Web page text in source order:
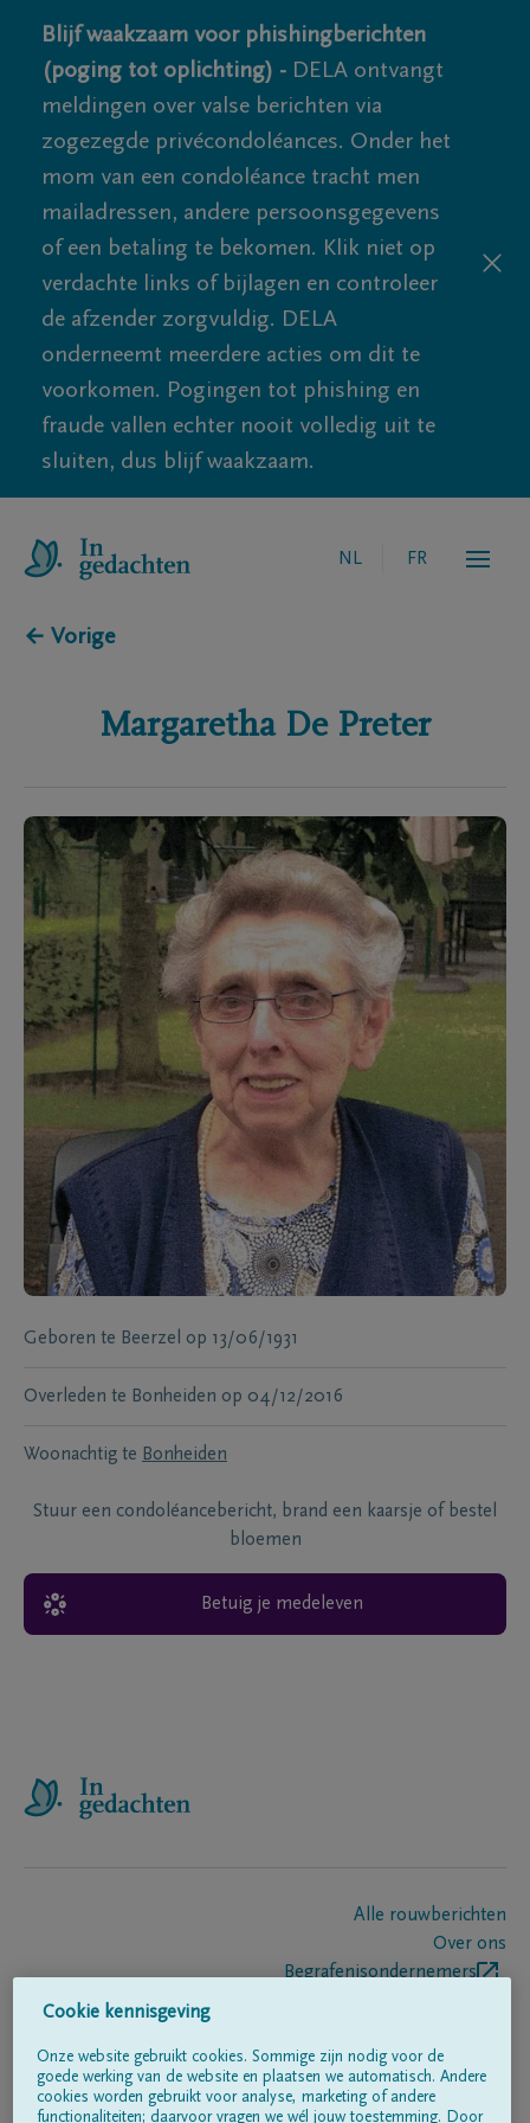
Blijf waakzaam voor phishingberichten
(poging tot oplichting) - DELA ontvangt
meldingen over valse berichten via
zogezegde privécondoléances. Onder het
mom van een condoléance tracht men
mailadressen, andere persoonsgegevens
of een betaling te bekomen. Klik niet op
verdachte links of bijlagen en controleer
de afzender zorgvuldig. DELA
onderneemt meerdere acties om dit te
voorkomen. Pogingen tot phishing en
fraude vallen echter nooit volledig uit te
sluiten, dus blijf waakzaam.
NL FR
← Vorige
Margaretha De Preter
Geboren te Beerzel op 13/06/1931
Overleden te Bonheiden op 04/12/2016
Woonachtig te Bonheiden
Stuur een condoléancebericht, brand een kaarsje of bestel
bloemen
Betuig je medeleven
Alle rouwberichten
Over ons
Begrafenisondernemers
Volg ons op
Cookie kennisgeving
Onze website gebruikt cookies. Sommige zijn nodig voor de
goede werking van de website en plaatsen we automatisch. Andere
cookies worden gebruikt voor analyse, marketing of andere
functionaliteiten; daarvoor vragen we wél jouw toestemming. Door